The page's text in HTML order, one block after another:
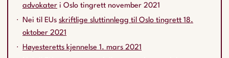
advokater i Oslo tingrett november 2021
Nei til EUs skriftlige sluttinnlegg til Oslo tingrett 18.
oktober 2021
Høyesteretts kjennelse 1. mars 2021